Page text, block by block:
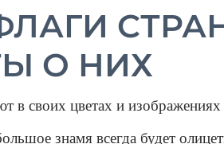
О НИХ
в своих цветах и
знамя всегда будет